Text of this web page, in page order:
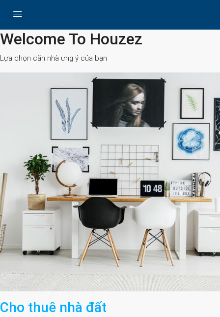
Search
Welcome To Houzez
Lựa chọn căn nhà ưng ý của bạn
Cho thuê nhà đất